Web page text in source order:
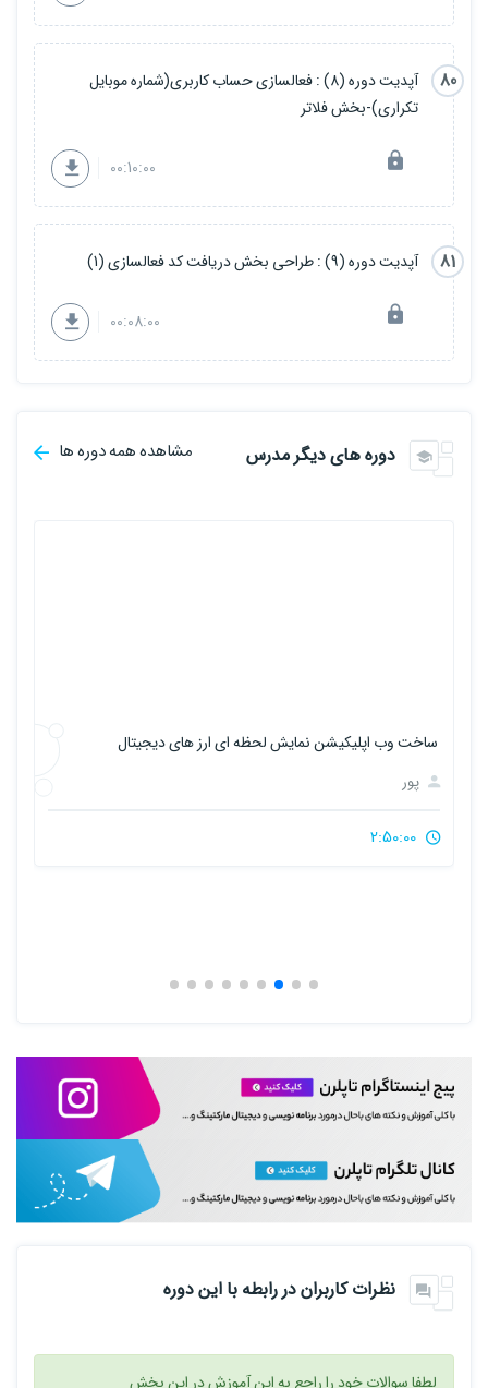
80
آپدیت دوره (8) : فعالسازی حساب کاربری(شماره موبایل
تکراری)-بخش فلاتر
00:10:00
81 آپدیت دوره (9) : طراحی بخش دریافت کد فعالسازی (1)
00:08:00
دوره های دیگر مدرس مشاهده همه دوره ها
نظرات کاربران در رابطه با این دوره
لطفا سوالات خود را راجع به این آموزش در این بخش